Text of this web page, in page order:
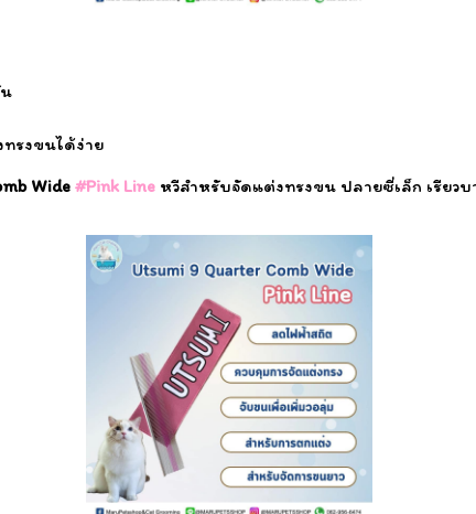
รงขนได้ง่าย
Wide #Pink Line หวีสำหรับจัดแต่งทรงขน ปลายซี่เล็ก เรียว